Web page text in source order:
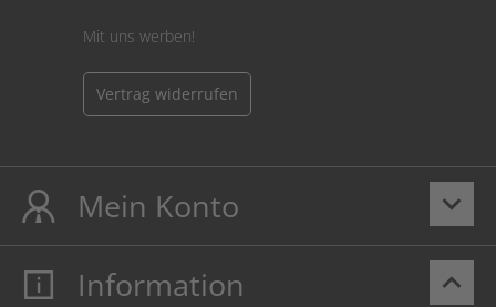
Mit uns werben!
Vertrag widerrufen
keyboard_arrow_down
Mein Konto
Mein Konto
keyboard_arrow_up
Information